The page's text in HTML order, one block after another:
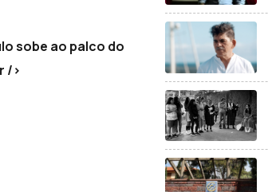
sobe ao palco do
/>